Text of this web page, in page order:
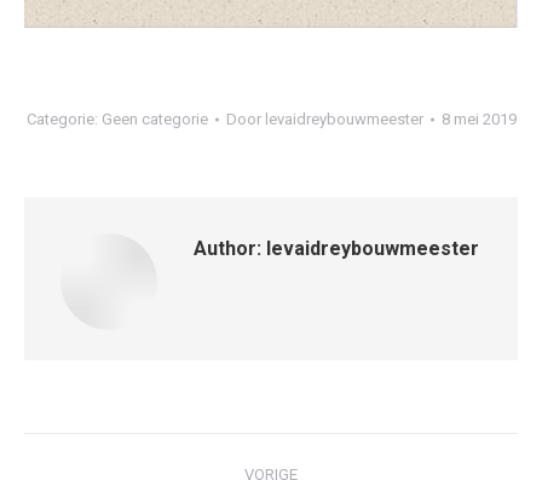
Categorie: Geen categorie Door levaidreybouwmeester 8 mei 2019
Author: levaidreybouwmeester
VORIGE